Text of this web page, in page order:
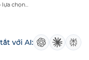
chọn...
với AI: